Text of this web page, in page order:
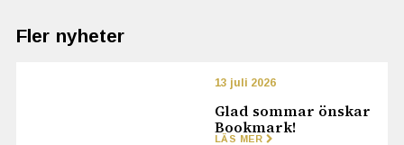
Fler nyheter
13 juli 2026
Glad sommar önskar
Bookmark!
LÄS MER